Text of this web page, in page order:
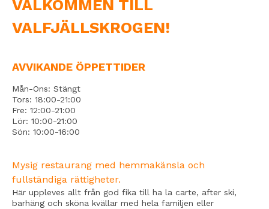
VÄLKOMMEN TILL
VALFJÄLLSKROGEN!
AVVIKANDE ÖPPETTIDER
Mån-Ons: Stängt
Tors: 18:00-21:00
Fre: 12:00-21:00
Lör: 10:00-21:00
Sön: 10:00-16:00
Mysig restaurang med hemmakänsla och
fullständiga rättigheter.
Här uppleves allt från god fika till ha la carte, after ski,
barhäng och sköna kvällar med hela familjen eller